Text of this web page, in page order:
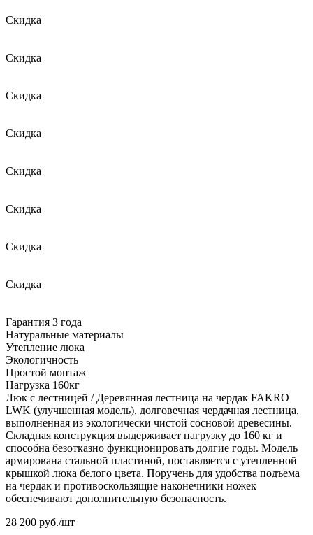
Скидка
Скидка
Скидка
Скидка
Скидка
Скидка
Скидка
Скидка
Гарантия 3 года
Натуральные материалы
Утепление люка
Экологичность
Простой монтаж
Нагрузка 160кг
Люк с лестницей / Деревянная лестница на чердак FAKRO
LWK (улучшенная модель), долговечная чердачная лестница,
выполненная из экологически чистой сосновой древесины.
Складная конструкция выдерживает нагрузку до 160 кг и
способна безотказно функционировать долгие годы. Модель
армирована стальной пластиной, поставляется с утепленной
крышкой люка белого цвета. Поручень для удобства подъема
на чердак и противоскользящие наконечники ножек
обеспечивают дополнительную безопасность.
28 200 руб./шт